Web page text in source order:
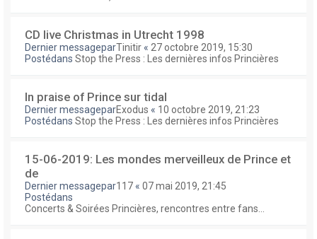
CD live Christmas in Utrecht 1998
Dernier messageparTinitir « 27 octobre 2019, 15:30
Postédans Stop the Press : Les dernières infos Princières
In praise of Prince sur tidal
Dernier messageparExodus « 10 octobre 2019, 21:23
Postédans Stop the Press : Les dernières infos Princières
15-06-2019: Les mondes merveilleux de Prince et
de
Dernier messagepar117 « 07 mai 2019, 21:45
Postédans
Concerts & Soirées Princières, rencontres entre fans...